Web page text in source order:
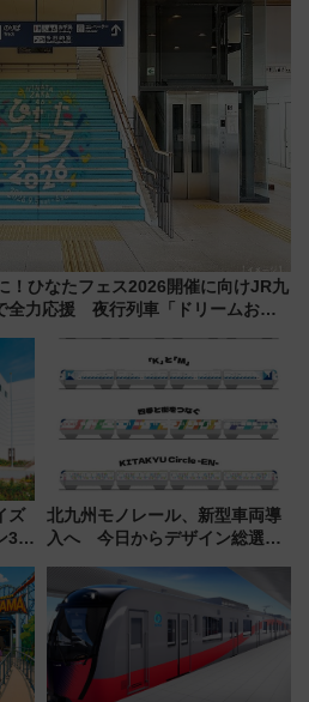
！ひなたフェス2026開催に向けJR九
全力応援 夜行列車「ドリームおひ
ズ
3周
ン
北九州モノレール、新型車両導
入へ 今日からデザイン総選挙